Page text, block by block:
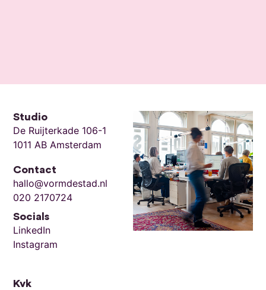
Studio
De Ruijterkade 106-1
1011 AB Amsterdam
Contact
hallo@vormdestad.nl
020 2170724
Socials
LinkedIn
Instagram
Kvk